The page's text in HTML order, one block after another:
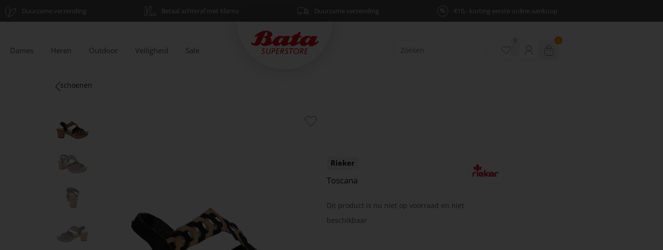
Duurzame verzending Betaal achteraf met Klarna Duurzame verzending % €10,- korting eerste online aankoop
Dames Heren Outdoor Veiligheid Sale
0 0
schoenen
Rieker
Toscana
Dit product is nu niet op voorraad en niet
beschikbaar.